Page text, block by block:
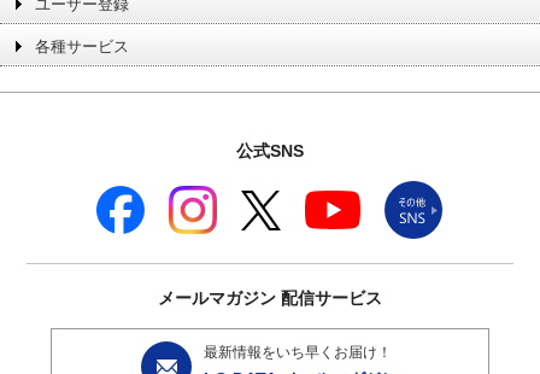
ユーザー登録
各種サービス
公式SNS
メールマガジン 配信サービス
最新情報をいち早くお届け！